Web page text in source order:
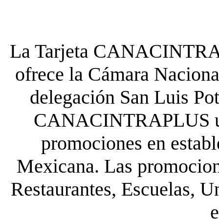
La Tarjeta
ofrece la Cámara
delegación San Luis
CANACINTRAPLUS
promociones en
Mexicana. Las
Restaurantes, Escuelas,